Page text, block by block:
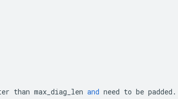
than max_diag_len and need to be padded .